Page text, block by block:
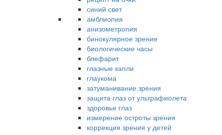
синий свет
амблиопия
анизометропия
бинокулярное зрение
биологические часы
блефарит
глазные капли
глаукома
затуманивание зрения
защита глаз от ультрафиолета
здоровье глаз
измерение остроты зрения
коррекция зрения у детей